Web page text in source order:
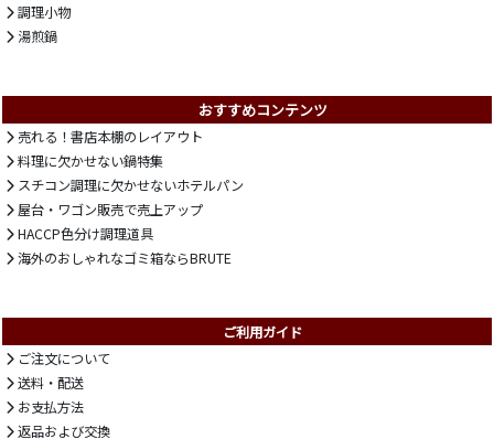
調理小物
湯煎鍋
おすすめコンテンツ
売れる！書店本棚のレイアウト
料理に欠かせない鍋特集
スチコン調理に欠かせないホテルパン
屋台・ワゴン販売で売上アップ
HACCP色分け調理道具
海外のおしゃれなゴミ箱ならBRUTE
ご利用ガイド
ご注文について
送料・配送
お支払方法
返品および交換